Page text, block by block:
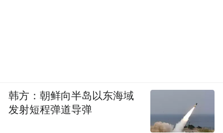
韩方：朝鲜向半岛以东海域
发射短程弹道导弹